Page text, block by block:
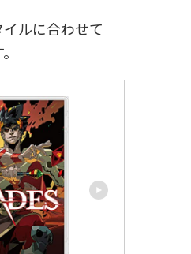
ルに合わせて